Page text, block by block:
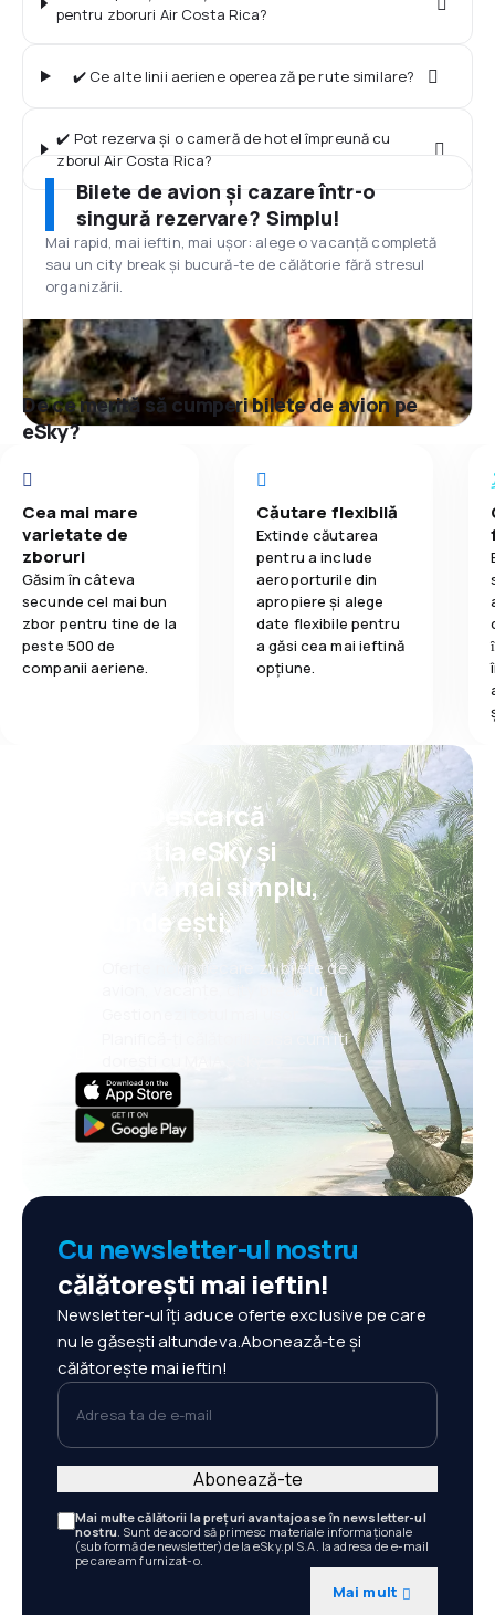
pentru zboruri Air Costa Rica?
✔️ Ce alte linii aeriene operează pe rute similare?
✔️ Pot rezerva și o cameră de hotel împreună cu
zborul Air Costa Rica?
Bilete de avion și cazare într-o
singură rezervare? Simplu!
Mai rapid, mai ieftin, mai ușor: alege o vacanță completă
sau un city break și bucură-te de călătorie fără stresul
organizării.
De ce merită să cumperi bilete de avion pe
eSky?
Cea mai mare
varietate de
zboruri
Găsim în câteva
secunde cel mai bun
zbor pentru tine de la
peste 500 de
companii aeriene.
Căutare flexibilă
Extinde căutarea
pentru a include
aeroporturile din
apropiere și alege
date flexibile pentru
a găsi cea mai ieftină
opțiune.
Psst! Descarcă
aplicația eSky și
rezervă mai simplu,
oriunde ești.
Oferte noi în fiecare zi: bilete de
avion, vacanțe, city break-uri
Planifică-ți călătoriile așa cum îți
Cu newsletter-ul nostru
călătorești mai ieftin!
Newsletter-ul îți aduce oferte exclusive pe care
nu le găsești altundeva.Abonează-te și
călătorește mai ieftin!
Adresa ta de e-mail
Mai multe călătorii la prețuri avantajoase în newsletter-ul
nostru. Sunt de acord să primesc materiale informaționale
(sub formă de newsletter) de la eSky.pl S.A. la adresa de e-mail
pe care am furnizat-o.
Mai mult
Abonează-te